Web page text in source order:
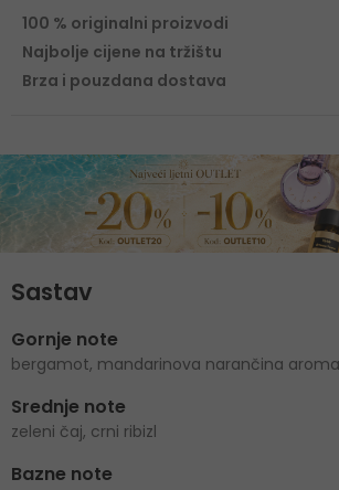
100 % originalni proizvodi
Najbolje cijene na tržištu
Brza i pouzdana dostava
Sastav
Gornje note
bergamot, mandarinova narančina aroma
Srednje note
zeleni čaj, crni ribizl
Bazne note